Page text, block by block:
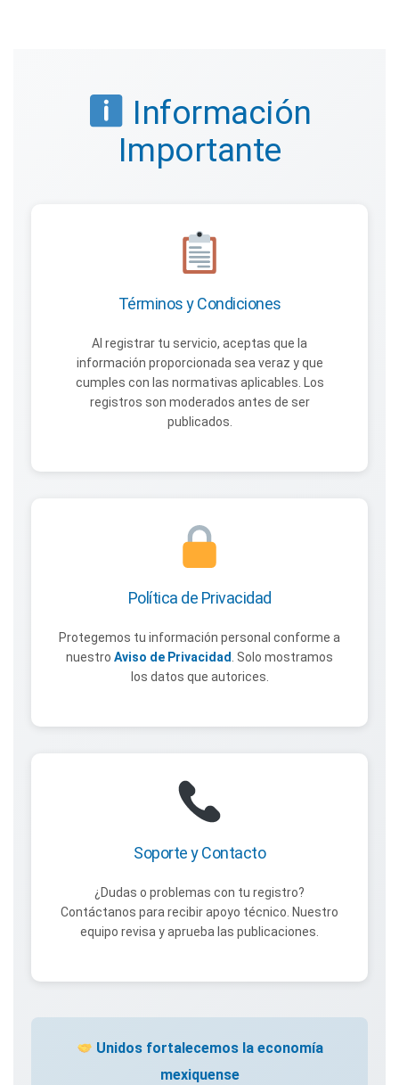
Información
Importante
Términos y Condiciones
Al registrar tu servicio, aceptas que la
información proporcionada sea veraz y que
cumples con las normativas aplicables. Los
registros son moderados antes de ser
publicados.
Política de Privacidad
Protegemos tu información personal conforme a
nuestro Aviso de Privacidad. Solo mostramos
los datos que autorices.
Soporte y Contacto
¿Dudas o problemas con tu registro?
Contáctanos para recibir apoyo técnico. Nuestro
equipo revisa y aprueba las publicaciones.
Unidos fortalecemos la economía
mexiquense